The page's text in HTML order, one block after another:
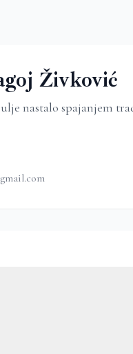
Živković
nastalo spajanjem